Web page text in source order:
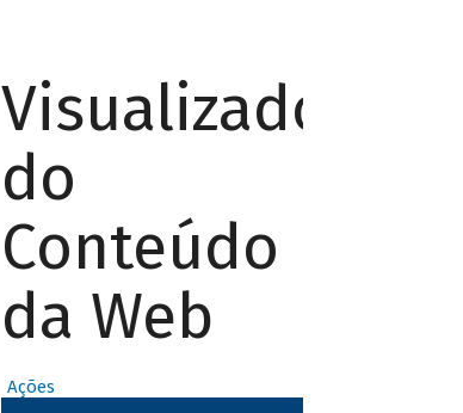
Visualizador
do
Conteúdo
da Web
Ações